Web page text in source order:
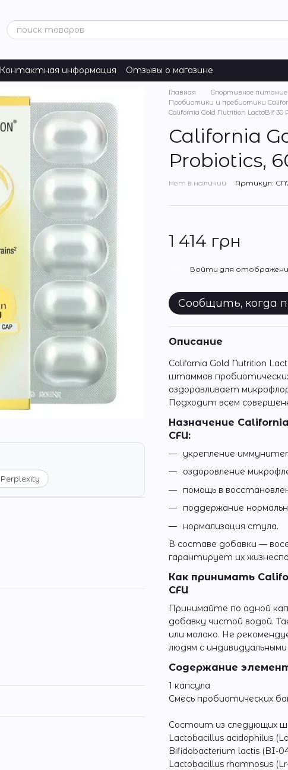
Контактная информация Отзывы о магазине
Perplexity
Главная Спортивное питание
Пробиотики и пребиотики
California Gold Nutrition LactoBif 30
California
Probiotics,
Нет в наличии Артикул:
1 414 грн
Войти для
Сообщить, когда
Описание
California Gold Nutrition
штаммов
оздоравливает
Подходит всем
Назначение
CFU:
укрепление
оздоровление
помощь в
поддержание
нормализация стула.
В составе добавки —
гарантирует их
Как принимать
CFU
Принимайте по одной
добавку чистой водой.
или молоко. Не
людям с
Содержание
1 капсула
Смесь пробиотических
Состоит из следующих
Lactobacillus acidophilus
Bifidobacterium lactis (BI-
Lactobacillus rhamnosus